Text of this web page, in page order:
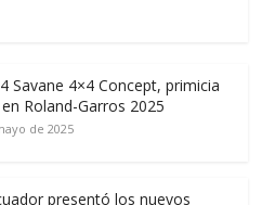
Savane 4×4 Concept, primicia
Roland-Garros 2025
de 2025
presentó los nuevos